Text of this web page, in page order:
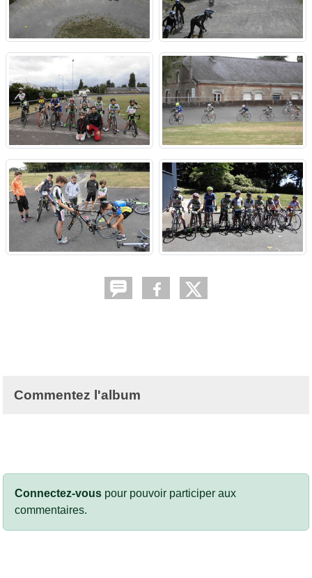
Commentez l'album
Connectez-vous pour pouvoir participer aux
commentaires.